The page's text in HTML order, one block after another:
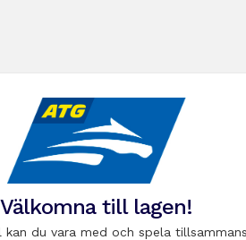
Välkomna till lagen!
kan du vara med och spela